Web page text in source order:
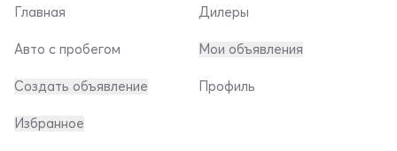
Главная
Авто с пробегом
Создать объявление
Дилеры
Мои объявления
Профиль
Избранное